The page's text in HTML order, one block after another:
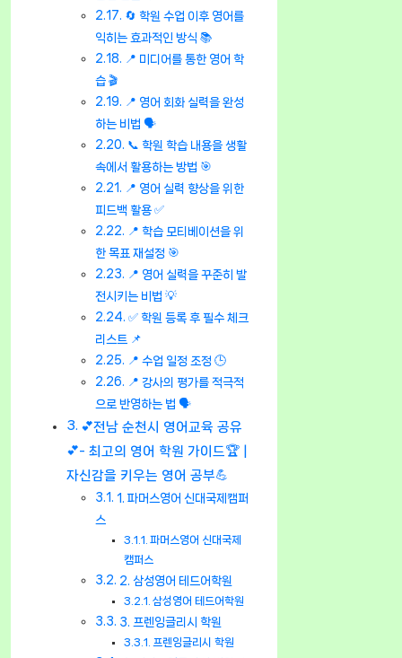
🔄 학원 수업 이후 영어를
익히는 효과적인 방식 📚
📍 미디어를 통한 영어 학
습 🎬
📍 영어 회화 실력을 완성
하는 비법 🗣️
📞 학원 학습 내용을 생활
속에서 활용하는 방법 🎯
📍 영어 실력 향상을 위한
피드백 활용 ✅
📍 학습 모티베이션을 위
한 목표 재설정 🎯
📍 영어 실력을 꾸준히 발
전시키는 비법 💡
✅ 학원 등록 후 필수 체크
리스트 📌
📍 수업 일정 조정 🕒
📍 강사의 평가를 적극적
으로 반영하는 법 🗣️
💕전남 순천시 영어교육 공유
💕- 최고의 영어 학원 가이드🏆 |
자신감을 키우는 영어 공부💪
1. 파머스영어 신대국제캠퍼
스
파머스영어 신대국제
캠퍼스
2. 삼성영어 테드어학원
삼성영어 테드어학원
3. 프렌잉글리시 학원
프렌잉글리시 학원